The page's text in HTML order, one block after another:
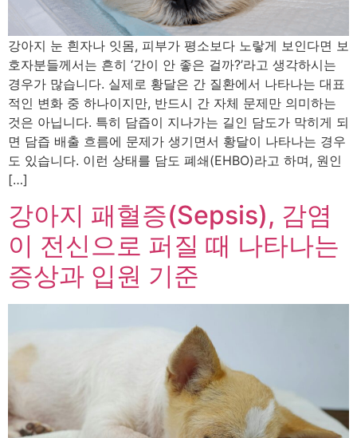
강아지 눈 흰자나 잇몸, 피부가 평소보다 노랗게 보인다면 보
호자분들께서는 흔히 ‘간이 안 좋은 걸까?’라고 생각하시는
경우가 많습니다. 실제로 황달은 간 질환에서 나타나는 대표
적인 변화 중 하나이지만, 반드시 간 자체 문제만 의미하는
것은 아닙니다. 특히 담즙이 지나가는 길인 담도가 막히게 되
면 담즙 배출 흐름에 문제가 생기면서 황달이 나타나는 경우
도 있습니다. 이런 상태를 담도 폐쇄(EHBO)라고 하며, 원인
[…]
강아지 패혈증(Sepsis), 감염
이 전신으로 퍼질 때 나타나는
증상과 입원 기준